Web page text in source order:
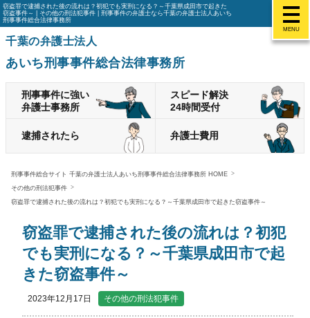
MENU
窃盗罪で逮捕された後の流れは？初犯でも実刑になる？～千葉県成田市で起きた
窃盗事件～ | その他の刑法犯事件 | 刑事事件の弁護士なら千葉の弁護士法人あいち
刑事事件総合法律事務所
千葉の弁護士法人
あいち刑事事件総合法律事務所
刑事事件に強い
弁護士事務所
スピード解決
24時間受付
逮捕されたら 弁護士費用
刑事事件総合サイト 千葉の弁護士法人あいち刑事事件総合法律事務所 HOME
その他の刑法犯事件
窃盗罪で逮捕された後の流れは？初犯でも実刑になる？～千葉県成田市で起きた窃盗事件～
窃盗罪で逮捕された後の流れは？初犯
でも実刑になる？～千葉県成田市で起
きた窃盗事件～
2023年12月17日 その他の刑法犯事件